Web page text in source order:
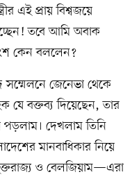
এই প্রায় বিশ্বজয়ে
হচ্ছেন! তবে আমি অবাক
কেন বললেন?
সম্মেলনে জেনেভা থেকে
বক্তব্য দিয়েছেন, তার
দেখলাম তিনি
মানবাধিকার নিয়ে
ও বেলজিয়াম—এরা